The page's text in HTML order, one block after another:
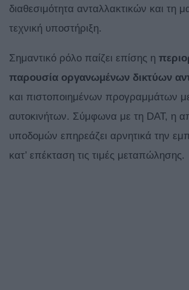
διαθεσιμότητα ανταλλακτικών και τη
τεχνική υποστήριξη.
Σημαντικό ρόλο παίζει επίσης η
παρουσία οργανωμένων δικτύων
και πιστοποιημένων προγραμμάτων
αυτοκινήτων. Σύμφωνα με τη DAT, η
υποδομών επηρεάζει αρνητικά την
κατ’ επέκταση τις τιμές μεταπώλησης.